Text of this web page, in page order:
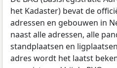
het Kadaster) bevat de
adressen en gebouwen in
naast alle adressen, alle
standplaatsen en
adres wordt het laatst